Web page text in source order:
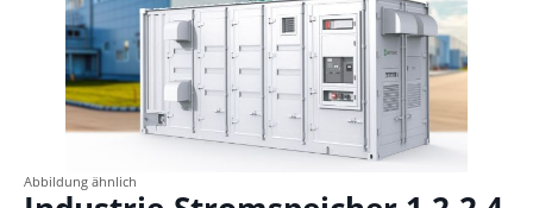
Abbildung ähnlich